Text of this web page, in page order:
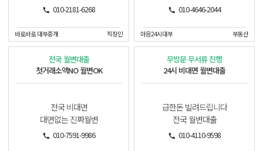
010-2181-6268
바로바로 대부중개 직장인
010-4646-2044
마음24시대부 부동산
전국 월변대출
첫거래소액NO 월변OK
전국 비대면
대면없는 진짜월변
010-7591-9986
무방문 무서류 진행
24시 비대면 월변대출
급한돈 빌려드립니다
전국 월변대출
010-4110-9598